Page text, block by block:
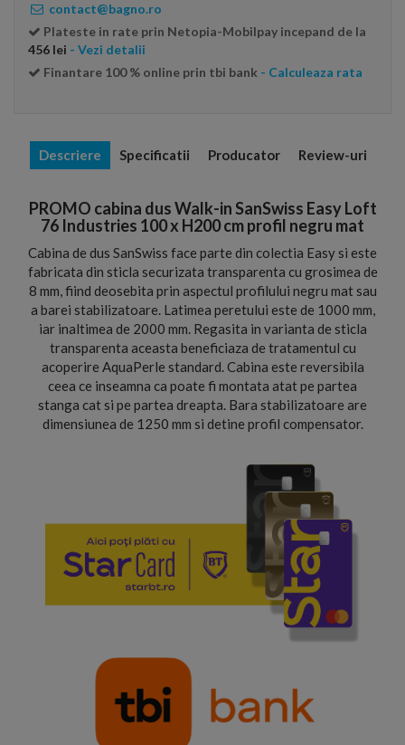
contact@bagno.ro
Plateste in rate prin Netopia-Mobilpay incepand de la
456 lei - Vezi detalii
Finantare 100 % online prin tbi bank - Calculeaza rata
Descriere Specificatii Producator Review-uri
PROMO cabina dus Walk-in SanSwiss Easy Loft
76 Industries 100 x H200 cm profil negru mat
Cabina de dus SanSwiss face parte din colectia Easy si este
fabricata din sticla securizata transparenta cu grosimea de
8 mm, fiind deosebita prin aspectul profilului negru mat sau
a barei stabilizatoare. Latimea peretului este de 1000 mm,
iar inaltimea de 2000 mm. Regasita in varianta de sticla
transparenta aceasta beneficiaza de tratamentul cu
acoperire AquaPerle standard. Cabina este reversibila
ceea ce inseamna ca poate fi montata atat pe partea
stanga cat si pe partea dreapta. Bara stabilizatoare are
dimensiunea de 1250 mm si detine profil compensator.